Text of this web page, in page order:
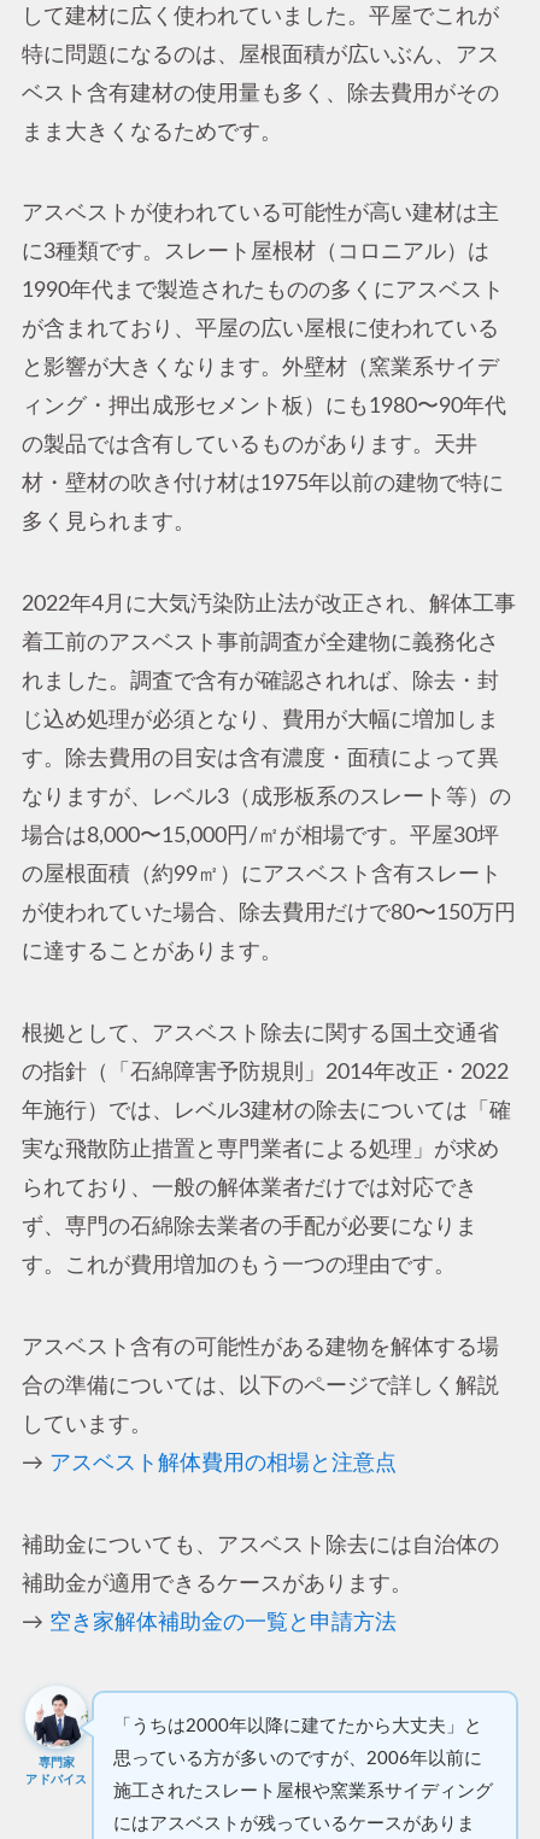
して建材に広く使われていました。平屋でこれが
特に問題になるのは、屋根面積が広いぶん、アス
ベスト含有建材の使用量も多く、除去費用がその
まま大きくなるためです。
アスベストが使われている可能性が高い建材は主
に3種類です。スレート屋根材（コロニアル）は
1990年代まで製造されたものの多くにアスベスト
が含まれており、平屋の広い屋根に使われている
と影響が大きくなります。外壁材（窯業系サイデ
ィング・押出成形セメント板）にも1980〜90年代
の製品では含有しているものがあります。天井
材・壁材の吹き付け材は1975年以前の建物で特に
多く見られます。
2022年4月に大気汚染防止法が改正され、解体工事
着工前のアスベスト事前調査が全建物に義務化さ
れました。調査で含有が確認されれば、除去・封
じ込め処理が必須となり、費用が大幅に増加しま
す。除去費用の目安は含有濃度・面積によって異
なりますが、レベル3（成形板系のスレート等）の
場合は8,000〜15,000円/㎡が相場です。平屋30坪
の屋根面積（約99㎡）にアスベスト含有スレート
が使われていた場合、除去費用だけで80〜150万円
に達することがあります。
根拠として、アスベスト除去に関する国土交通省
の指針（「石綿障害予防規則」2014年改正・2022
年施行）では、レベル3建材の除去については「確
実な飛散防止措置と専門業者による処理」が求め
られており、一般の解体業者だけでは対応でき
ず、専門の石綿除去業者の手配が必要になりま
す。これが費用増加のもう一つの理由です。
アスベスト含有の可能性がある建物を解体する場
合の準備については、以下のページで詳しく解説
しています。
→ アスベスト解体費用の相場と注意点
補助金についても、アスベスト除去には自治体の
補助金が適用できるケースがあります。
→ 空き家解体補助金の一覧と申請方法
専門家
アドバイス
「うちは2000年以降に建てたから大丈夫」と
思っている方が多いのですが、2006年以前に
施工されたスレート屋根や窯業系サイディング
にはアスベストが残っているケースがありま